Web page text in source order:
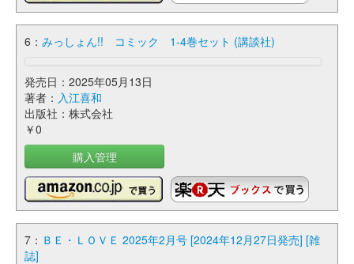
6： みっしょん!! コミック 1-4巻セット (講談社)
発売日：2025年05月13日
著者： 入江喜和
出版社：株式会社
￥0
購入管理
7： ＢＥ・ＬＯＶＥ 2025年2月号 [2024年12月27日発売] [雑
誌]